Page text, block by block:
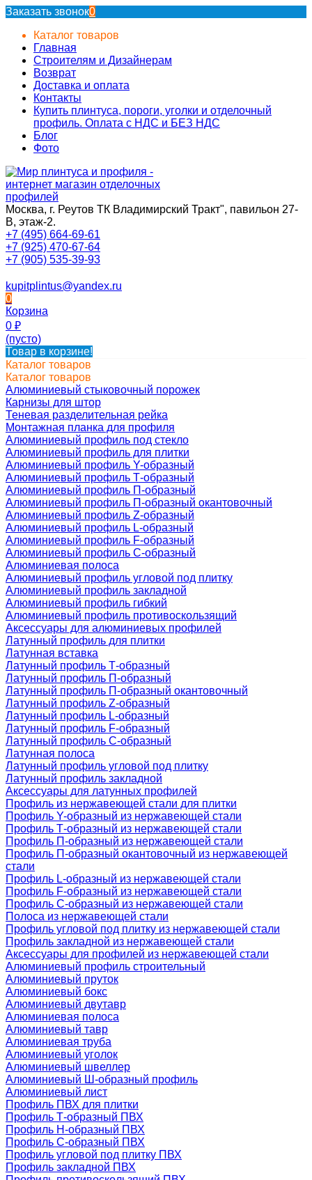
Заказать звонок0
Каталог товаров
Главная
Строителям и Дизайнерам
Возврат
Доставка и оплата
Контакты
Купить плинтуса, пороги, уголки и отделочный
профиль. Оплата с НДС и БЕЗ НДС
Блог
Фото
Москва, г. Реутов ТК Владимирский Тракт", павильон 27-
В, этаж-2.
+7 (495) 664-69-61
+7 (925) 470-67-64
+7 (905) 535-39-93
kupitplintus@yandex.ru
0
Корзина
0 ₽
(пусто)
Товар в корзине!
Каталог товаров
Каталог товаров
Алюминиевый стыковочный порожек
Карнизы для штор
Теневая разделительная рейка
Монтажная планка для профиля
Алюминиевый профиль под стекло
Алюминиевый профиль для плитки
Алюминиевый профиль Y-образный
Алюминиевый профиль Т-образный
Алюминиевый профиль П-образный
Алюминиевый профиль П-образный окантовочный
Алюминиевый профиль Z-образный
Алюминиевый профиль L-образный
Алюминиевый профиль F-образный
Алюминиевый профиль C-образный
Алюминиевая полоса
Алюминиевый профиль угловой под плитку
Алюминиевый профиль закладной
Алюминиевый профиль гибкий
Алюминиевый профиль противоскользящий
Аксессуары для алюминиевых профилей
Латунный профиль для плитки
Латунная вставка
Латунный профиль Т-образный
Латунный профиль П-образный
Латунный профиль П-образный окантовочный
Латунный профиль Z-образный
Латунный профиль L-образный
Латунный профиль F-образный
Латунный профиль C-образный
Латунная полоса
Латунный профиль угловой под плитку
Латунный профиль закладной
Аксессуары для латунных профилей
Профиль из нержавеющей стали для плитки
Профиль Y-образный из нержавеющей стали
Профиль Т-образный из нержавеющей стали
Профиль П-образный из нержавеющей стали
Профиль П-образный окантовочный из нержавеющей
стали
Профиль L-образный из нержавеющей стали
Профиль F-образный из нержавеющей стали
Профиль C-образный из нержавеющей стали
Полоса из нержавеющей стали
Профиль угловой под плитку из нержавеющей стали
Профиль закладной из нержавеющей стали
Аксессуары для профилей из нержавеющей стали
Алюминиевый профиль строительный
Алюминиевый пруток
Алюминиевый бокс
Алюминиевый двутавр
Алюминиевая полоса
Алюминиевый тавр
Алюминиевая труба
Алюминиевый уголок
Алюминиевый швеллер
Алюминиевый Ш-образный профиль
Алюминиевый лист
Профиль ПВХ для плитки
Профиль Т-образный ПВХ
Профиль H-образный ПВХ
Профиль C-образный ПВХ
Профиль угловой под плитку ПВХ
Профиль закладной ПВХ